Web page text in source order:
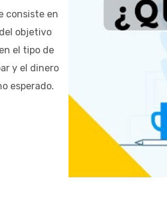
consiste en
objetivo
el tipo de
y el dinero
esperado.